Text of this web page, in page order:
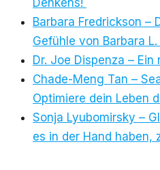
Barbara Fredrickson –
Gefühle von Barbara
Dr. Joe Dispenza – Ein
Chade-Meng Tan –
Optimiere dein Leben
Sonja Lyubomirsky –
es in der Hand haben,